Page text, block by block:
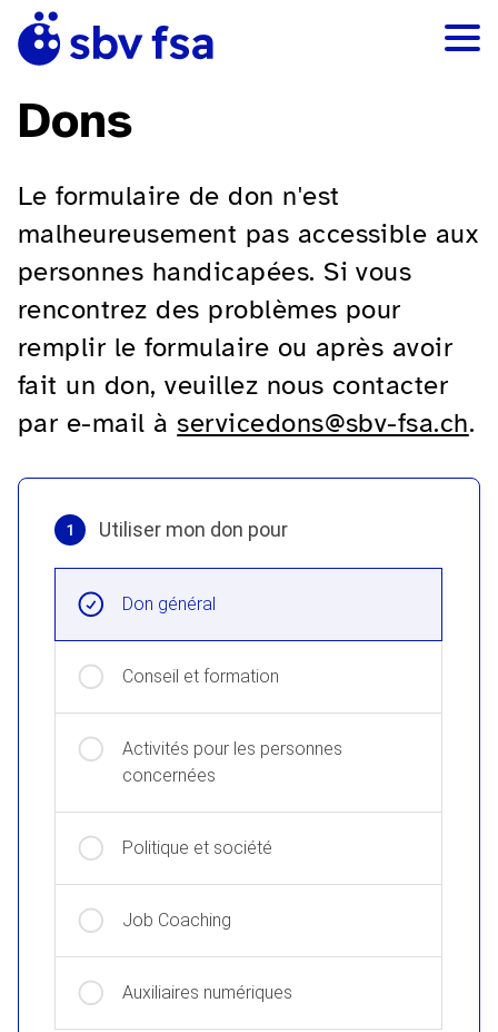
Dons
Le formulaire de don n'est
malheureusement pas accessible aux
personnes handicapées. Si vous
rencontrez des problèmes pour
remplir le formulaire ou après avoir
fait un don, veuillez nous contacter
par e-mail à servicedons@sbv-fsa.ch.
1 Utiliser mon don pour
Don général
Conseil et formation
Activités pour les personnes
concernées
Politique et société
Job Coaching
Auxiliaires numériques